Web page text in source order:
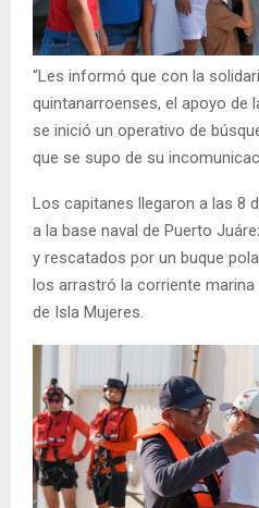
“Les informó que con la
quintanarroenses, el apoyo de
se inició un operativo de
que se supo de su
Los capitanes llegaron a las 8
a la base naval de Puerto
y rescatados por un buque
los arrastró la corriente
de Isla Mujeres.